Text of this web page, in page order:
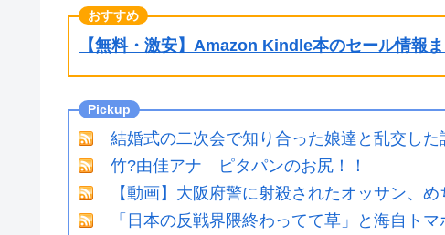
【無料・激安】Amazon Kindle本のセール情報
結婚式の二次会で知り合った娘達と乱交した
竹?由佳アナ ピタパンのお尻！！
【動画】大阪府警に射殺されたオッサン、
「日本の反戦界隈終わってて草」と海自ト